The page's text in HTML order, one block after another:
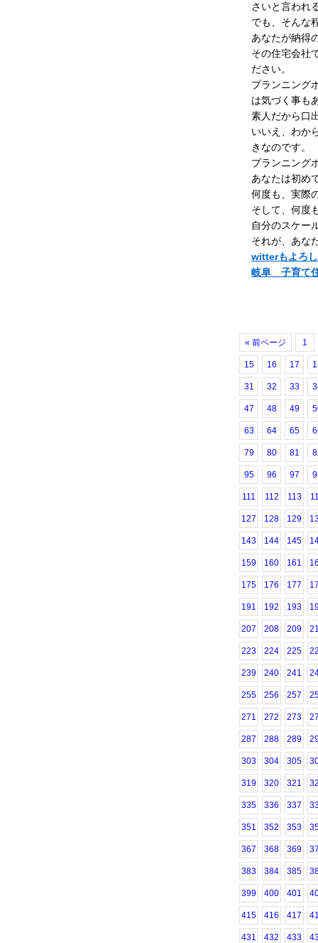
さいと言われ
でも、そんな
あなたが納得
その住宅会社
ださい。
プランニング
は気づく事も
素人だから口
いいえ、わか
きなのです。
プランニング
あなたは初め
何度も、実際
そして、何度
自分のスケー
それが、あな
witterもよろ
岐阜 子育て
« 前ページ 1
15 16 17
31 32 33
47 48 49
63 64 65
79 80 81
95 96 97
111 112 113
127 128 129
143 144 145
159 160 161
175 176 177
191 192 193
207 208 209
223 224 225
239 240 241
255 256 257
271 272 273
287 288 289
303 304 305
319 320 321
335 336 337
351 352 353
367 368 369
383 384 385
399 400 401
415 416 417
431 432 433